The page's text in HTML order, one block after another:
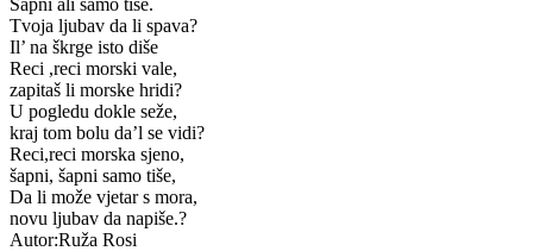
Tvoja ljubav da li spava?
Il’ na škrge isto diše
Reci ,reci morski vale,
zapitaš li morske hridi?
U pogledu dokle seže,
kraj tom bolu da’l se vidi?
Reci,reci morska sjeno,
šapni, šapni samo tiše,
Da li može vjetar s mora,
novu ljubav da napiše.?
Autor:Ruža Rosi